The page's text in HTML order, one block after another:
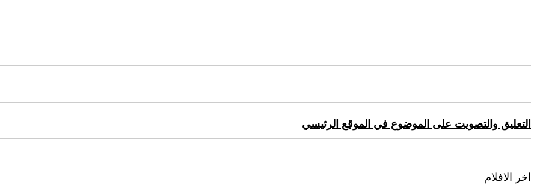
التعليق والتصويت على الموضوع في الموقع الرئيسي
اخر الافلام